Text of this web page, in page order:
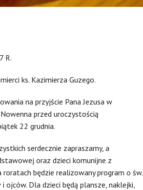
R.
ks. Kazimierza Guzego.
na przyjście Pana Jezusa w
przed uroczystością
22 grudnia.
serdecznie zapraszamy, a
oraz dzieci komunijne z
będzie realizowany program o św.
ojców. Dla dzieci będą plansze, naklejki,